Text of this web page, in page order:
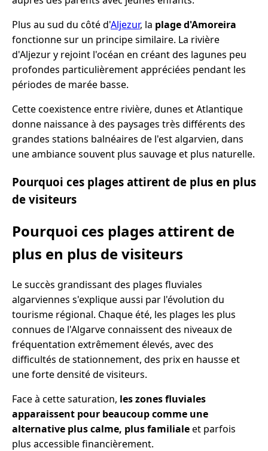
Plus au sud du côté d'Aljezur, la plage d'Amoreira
fonctionne sur un principe similaire. La rivière
d'Aljezur y rejoint l'océan en créant des lagunes peu
profondes particulièrement appréciées pendant les
périodes de marée basse.
Cette coexistence entre rivière, dunes et Atlantique
donne naissance à des paysages très différents des
grandes stations balnéaires de l'est algarvien, dans
une ambiance souvent plus sauvage et plus naturelle.
Pourquoi ces plages attirent de plus en plus
de visiteurs
Pourquoi ces plages attirent de
plus en plus de visiteurs
Le succès grandissant des plages fluviales
algarviennes s'explique aussi par l'évolution du
tourisme régional. Chaque été, les plages les plus
connues de l'Algarve connaissent des niveaux de
fréquentation extrêmement élevés, avec des
difficultés de stationnement, des prix en hausse et
une forte densité de visiteurs.
Face à cette saturation, les zones fluviales
apparaissent pour beaucoup comme une
alternative plus calme, plus familialeet parfois
plus accessible financièrement.